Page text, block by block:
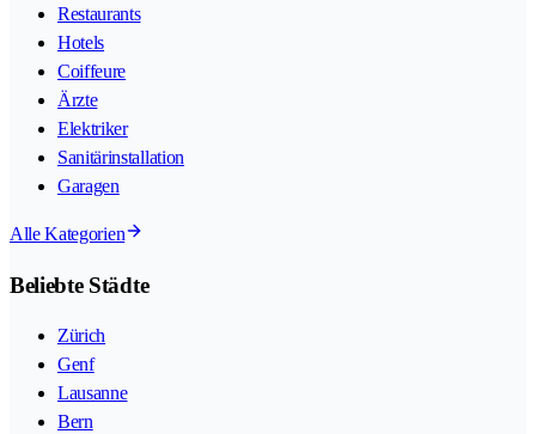
Restaurants
Hotels
Coiffeure
Ärzte
Elektriker
Sanitärinstallation
Garagen
Alle Kategorien
Beliebte Städte
Zürich
Genf
Lausanne
Bern